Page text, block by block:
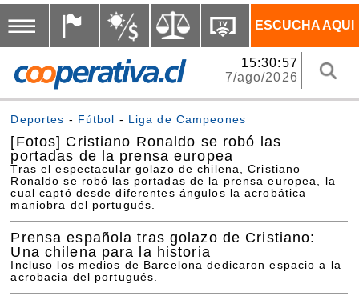
ESCUCHA AQUI
15:30:57
7/ago/2026
Deportes - Fútbol - Liga de Campeones
[Fotos] Cristiano Ronaldo se robó las
portadas de la prensa europea
Tras el espectacular golazo de chilena, Cristiano
Ronaldo se robó las portadas de la prensa europea, la
cual captó desde diferentes ángulos la acrobática
maniobra del portugués.
Prensa española tras golazo de Cristiano:
Una chilena para la historia
Incluso los medios de Barcelona dedicaron espacio a la
acrobacia del portugués.